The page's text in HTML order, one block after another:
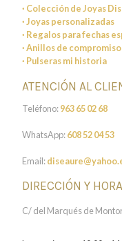
· Colección de Joyas
· Joyas personalizadas
· Regalos para fechas
· Anillos de compromiso
· Pulseras mi historia
ATENCIÓN AL
Teléfono:963 65 02 68
WhatsApp:608 52 04 53
Email:
DIRECCIÓN Y
C/ del Marqués de